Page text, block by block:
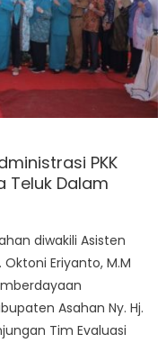
PKK
Teluk Dalam
diwakili Asisten
Eriyanto, M.M
Asahan Ny. Hj.
Tim Evaluasi